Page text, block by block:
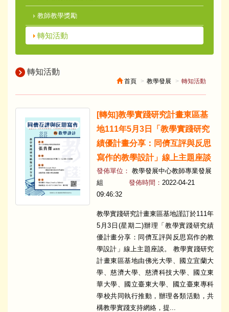
教師教學獎勵
轉知活動
轉知活動
首頁 教學發展 轉知活動
​[轉知]教學實踐研究計畫東區基
地111年5月3日「教學實踐研究
績優計畫分享：同儕互評與反思
寫作的教學設計」線上主題座談
發佈單位： 教學發展中心教師專業發展
組
發佈時間： 2022-04-21
09:46:32
​教學實踐研究計畫東區基地謹訂於111年
5月3日(星期二)辦理「教學實踐研究績
優計畫分享：同儕互評與反思寫作的教
學設計」線上主題座談。 教學實踐研究
計畫東區基地由佛光大學、國立宜蘭大
學、慈濟大學、慈濟科技大學、國立東
華大學、國立臺東大學、國立臺東專科
學校共同執行推動，辦理各類活動，共
構教學實踐支持網絡，提...